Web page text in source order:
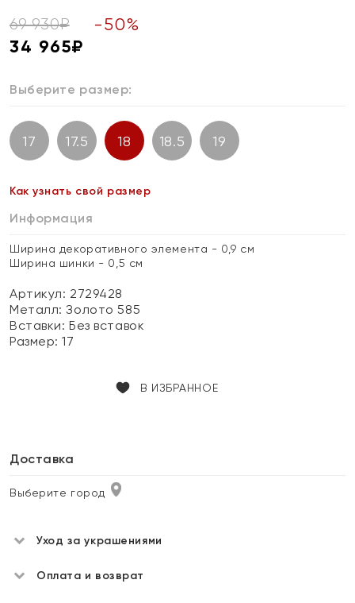
69 930₽ -50%
34 965₽
Выберите размер:
17 17.5 18 18.5 19
Как узнать свой размер
Информация
Ширина декоративного элемента - 0,9 см
Ширина шинки - 0,5 см
Артикул: 2729428
Металл:Золото 585
Вставки:Без вставок
Размер:17
В ИЗБРАННОЕ
Доставка
Выберите город
Уход за украшениями
Оплата и возврат